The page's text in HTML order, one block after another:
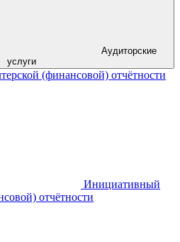
услуги
(финансовой) отчётности
Инициативный
отчётности